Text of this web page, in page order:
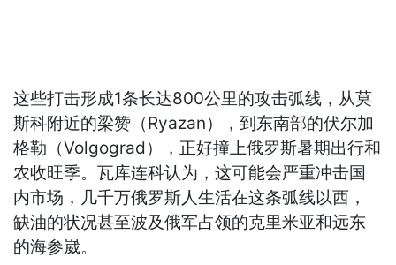
这些打击形成1条长达800公里的攻击弧线，从莫
斯科附近的梁赞（Ryazan），到东南部的伏尔加
格勒（Volgograd），正好撞上俄罗斯暑期出行和
农收旺季。瓦库连科认为，这可能会严重冲击国
内市场，几千万俄罗斯人生活在这条弧线以西，
缺油的状况甚至波及俄军占领的克里米亚和远东
的海参崴。